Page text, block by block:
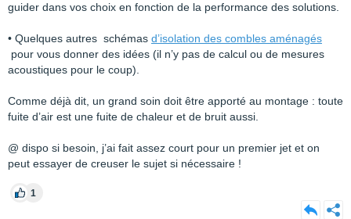
guider dans vos choix en fonction de la performance des solutions.
• Quelques autres schémas d’isolation des combles aménagés
pour vous donner des idées (il n’y pas de calcul ou de mesures
acoustiques pour le coup).
Comme déjà dit, un grand soin doit être apporté au montage : toute
fuite d’air est une fuite de chaleur et de bruit aussi.
@ dispo si besoin, j’ai fait assez court pour un premier jet et on
peut essayer de creuser le sujet si nécessaire !
1